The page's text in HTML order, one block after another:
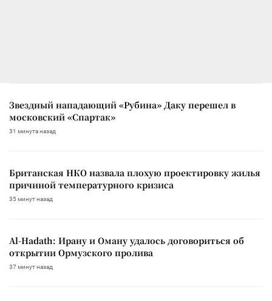
Звездный нападающий «Рубина» Даку перешел в
московский «Спартак»
31 минута назад
Британская НКО назвала плохую проектировку жилья
причиной температурного кризиса
35 минут назад
Al-Hadath: Ирану и Оману удалось договориться об
открытии Ормузского пролива
37 минут назад